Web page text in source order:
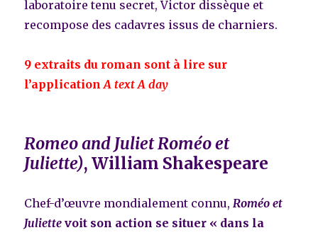
laboratoire tenu secret, Victor dissèque et
recompose des cadavres issus de charniers.
9 extraits du roman sont à lire sur
l’applicationA text A day
Romeo and Juliet Roméo et
Juliette), William Shakespeare
Chef-d’œuvre mondialement connu,Roméo et
Juliette voit son action se situer « dans la